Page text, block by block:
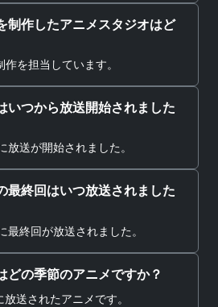
制作したアニメスタジオはど
を担当しています。
いつから放送開始されました
放送が開始されました。
最終回はいつ放送されました
終回が放送されました。
どの季節のアニメですか？
送されたアニメです。